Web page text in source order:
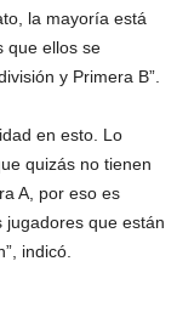
la mayoría está
que ellos se
y Primera B”.
en esto. Lo
quizás no tienen
A, por eso es
jugadores que están
indicó.